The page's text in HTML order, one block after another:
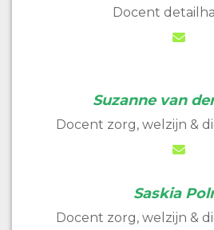
Docent
Suzanne van
Docent zorg, welzijn &
Saskia
Docent zorg, welzijn &